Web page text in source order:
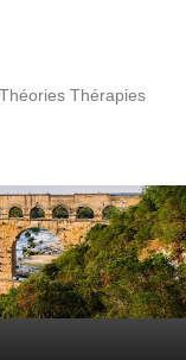
Thérapies